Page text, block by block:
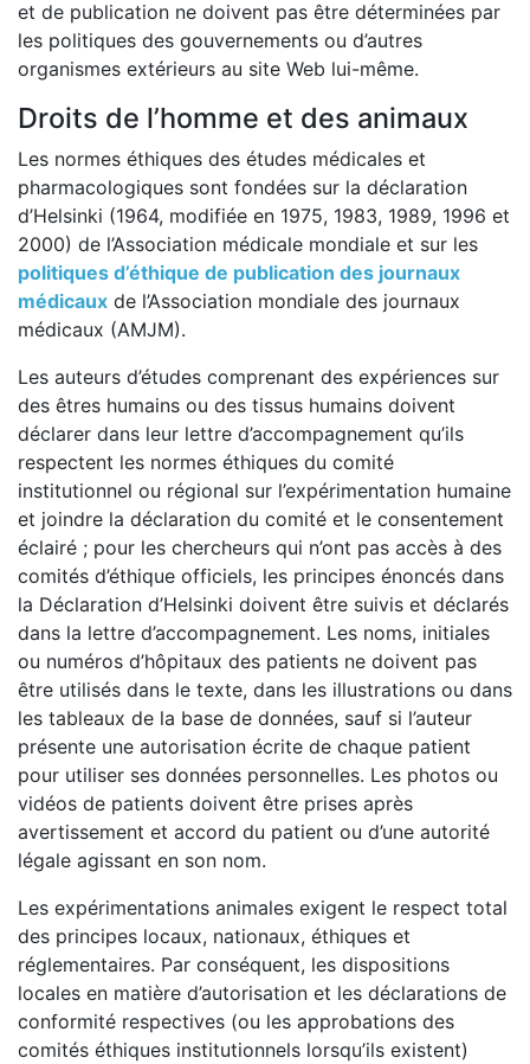
et de publication ne doivent pas être déterminées par
les politiques des gouvernements ou d’autres
organismes extérieurs au site Web lui-même.
Droits de l’homme et des animaux
Les normes éthiques des études médicales et
pharmacologiques sont fondées sur la déclaration
d’Helsinki (1964, modifiée en 1975, 1983, 1989, 1996 et
2000) de l’Association médicale mondiale et sur les
politiques d’éthique de publication des journaux
médicaux de l’Association mondiale des journaux
médicaux (AMJM).
Les auteurs d’études comprenant des expériences sur
des êtres humains ou des tissus humains doivent
déclarer dans leur lettre d’accompagnement qu’ils
respectent les normes éthiques du comité
institutionnel ou régional sur l’expérimentation humaine
et joindre la déclaration du comité et le consentement
éclairé ; pour les chercheurs qui n’ont pas accès à des
comités d’éthique officiels, les principes énoncés dans
la Déclaration d’Helsinki doivent être suivis et déclarés
dans la lettre d’accompagnement. Les noms, initiales
ou numéros d’hôpitaux des patients ne doivent pas
être utilisés dans le texte, dans les illustrations ou dans
les tableaux de la base de données, sauf si l’auteur
présente une autorisation écrite de chaque patient
pour utiliser ses données personnelles. Les photos ou
vidéos de patients doivent être prises après
avertissement et accord du patient ou d’une autorité
légale agissant en son nom.
Les expérimentations animales exigent le respect total
des principes locaux, nationaux, éthiques et
réglementaires. Par conséquent, les dispositions
locales en matière d’autorisation et les déclarations de
conformité respectives (ou les approbations des
comités éthiques institutionnels lorsqu’ils existent)